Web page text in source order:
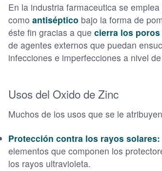
En la industria farmaceutica se
como antiséptico bajo la forma de
éste fin gracias a que cierra los
de agentes externos que puedan
infecciones e imperfecciones a nivel
Usos del Oxido de Zinc
Muchos de los usos que se le
Protección contra los rayos solares:
elementos que componen los
los rayos ultravioleta.